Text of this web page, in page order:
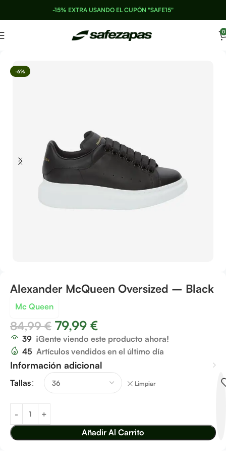
-15% EXTRA USANDO EL CUPÓN "SAFE15"
0
-6%
Alexander McQueen Oversized – Black
Mc Queen
84,99€ 79,99 €
39 ¡Gente viendo este producto ahora!
45 Artículos vendidos en el último día
Información adicional
Tallas Limpiar
Añadir Al Carrito